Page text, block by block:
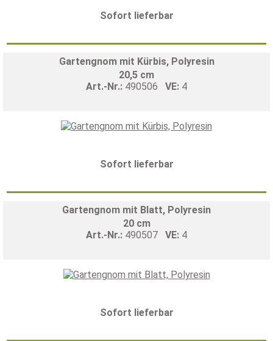
Sofort lieferbar
Gartengnom mit Kürbis, Polyresin
20,5 cm
Art.-Nr.: 490506 VE: 4
Sofort lieferbar
Gartengnom mit Blatt, Polyresin
20 cm
Art.-Nr.: 490507 VE: 4
Sofort lieferbar